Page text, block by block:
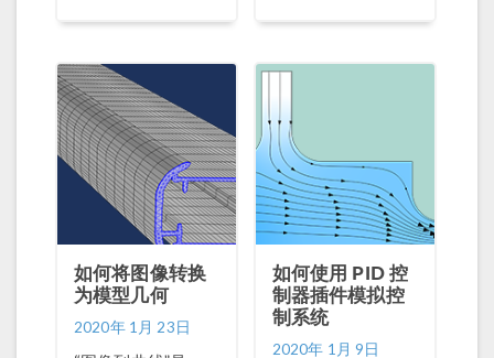
如何将图像转换
为模型几何
2020年 1月 23日
如何使用 PID 控
制器插件模拟控
制系统
2020年 1月 9日